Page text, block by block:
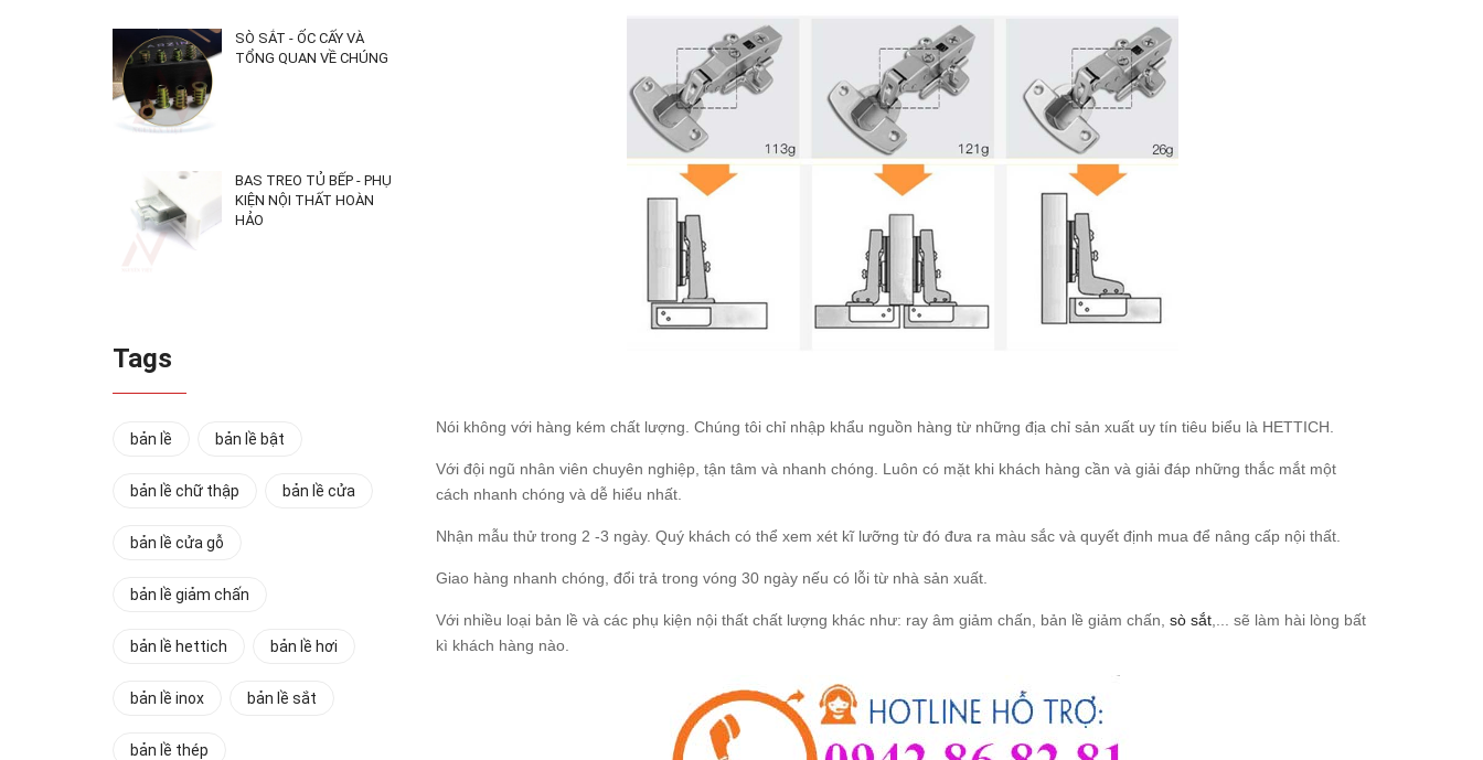
Nói không với hàng kém chất lượng. Chúng tôi chỉ nhập khẩu nguồn hàng từ những địa chỉ sản xuất uy tín tiêu biểu là HETTICH.
Với đội ngũ nhân viên chuyên nghiệp, tận tâm và nhanh chóng. Luôn có mặt khi khách hàng cần và giải đáp những thắc mắt một
cách nhanh chóng và dễ hiểu nhất.
Nhận mẫu thử trong 2 -3 ngày. Quý khách có thể xem xét kĩ lưỡng từ đó đưa ra màu sắc và quyết định mua để nâng cấp nội thất.
Giao hàng nhanh chóng, đổi trả trong vóng 30 ngày nếu có lỗi từ nhà sản xuất.
Với nhiều loại bản lề và các phụ kiện nội thất chất lượng khác như: ray âm giảm chấn, bản lề giảm chấn, sò sắt,... sẽ làm hài lòng bất
kì khách hàng nào.
SÒ SẮT - ỐC CẤY VÀ
TỔNG QUAN VỀ CHÚNG
BAS TREO TỦ BẾP - PHỤ
KIỆN NỘI THẤT HOÀN
HẢO
Tags
bản lề bản lề bật
bản lề chữ thập bản lề cửa
bản lề cửa gỗ
bản lề giảm chấn
bản lề hettich bản lề hơi
bản lề inox bản lề sắt
bản lề thép